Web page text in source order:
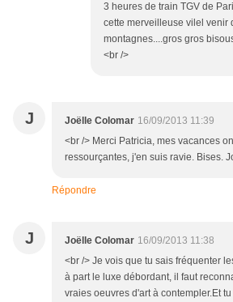
3 heures de train TGV de
cette merveilleuse vilel venir
montagnes....gros gros
<br />
J Joëlle Colomar 16/09/2013 11:39
<br /> Merci Patricia, mes vacances
ressourçantes, j'en suis ravie. Bises.
Répondre
J Joëlle Colomar 16/09/2013 11:38
<br /> Je vois que tu sais fréquenter
à part le luxe débordant, il faut
vraies oeuvres d'art à contempler.Et